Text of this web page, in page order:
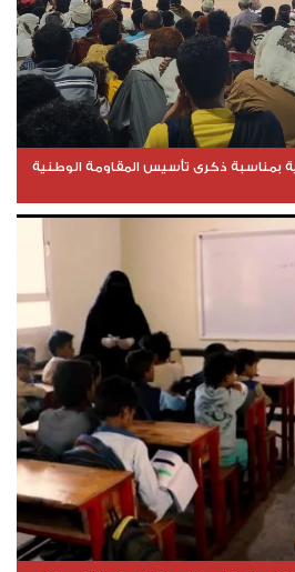
بمناسبة ذكرى تأسيس المقاومة الوطنية